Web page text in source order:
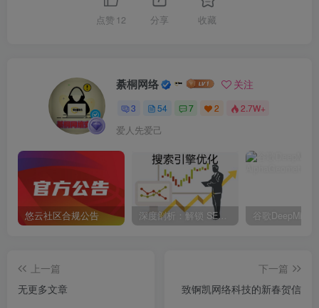
点赞 12 分享 收藏
綦桐网络 关注
3 54 7 2 2.7W+
爱人先爱己
悠云社区合规公告 深度剖析：解锁 SEO 提高收录的全面策略与独家秘
上一篇
无更多文章
下一篇
致锕凯网络科技的新春贺信